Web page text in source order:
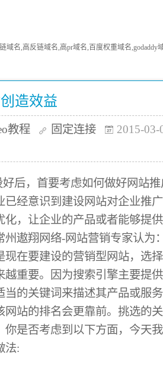
域名,高反链域名,高pr域名,百度权重域名,godaddy
造效益
教程 固定连接
2015-03-
后，首要考虑如何做好网站
已经意识到建设网站对企业推
化，让企业的产品或者能够提
州遨翔网络-网站营销专家认为
现在要建设的营销型网站，选
越重要。因为搜索引擎主要提
当的关键词来描述其产品或服
网站的排名会更靠前。挑选的
你是否考虑到以下方面，今天
法: